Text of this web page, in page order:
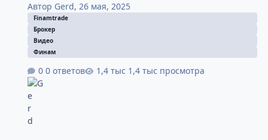
Автор Gerd,26 мая, 2025
Finamtrade
Брокер
Видео
Финам
0 ответов 1,4 тыс просмотра